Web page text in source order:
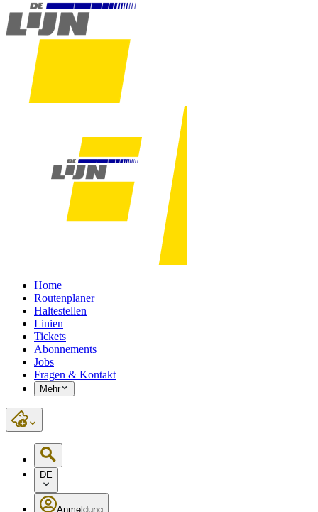
Home
Routenplaner
Haltestellen
Linien
Tickets
Abonnements
Jobs
Fragen & Kontakt
Mehr
DE
Anmeldung